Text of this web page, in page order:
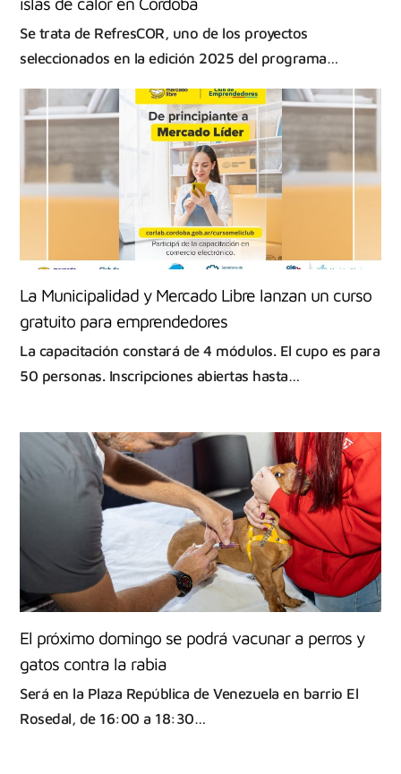
Se trata de RefresCOR, uno de los proyectos
seleccionados en la edición 2025 del programa…
La Municipalidad y Mercado Libre lanzan un curso
gratuito para emprendedores
La capacitación constará de 4 módulos. El cupo es para
50 personas. Inscripciones abiertas hasta…
El próximo domingo se podrá vacunar a perros y
gatos contra la rabia
Será en la Plaza República de Venezuela en barrio El
Rosedal, de 16:00 a 18:30…